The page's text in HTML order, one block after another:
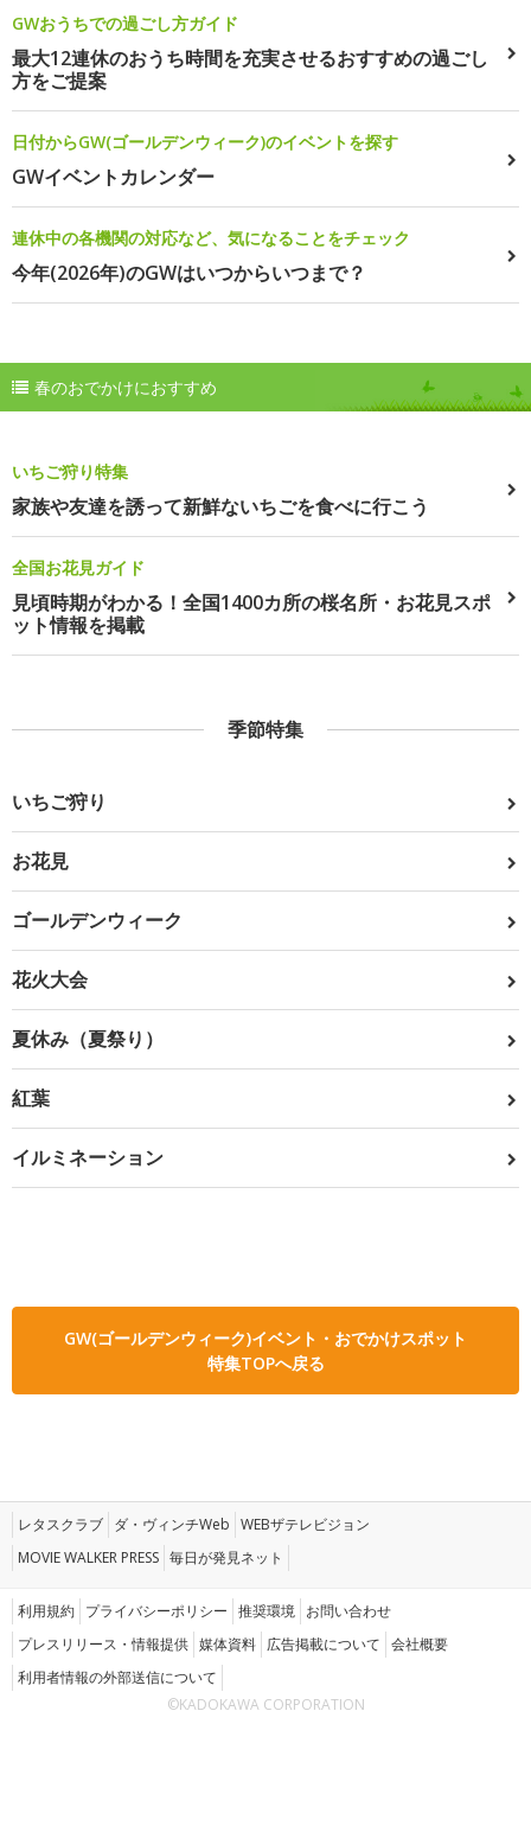
GWおうちでの過ごし方ガイド
最大12連休のおうち時間を充実させるおすすめの過ごし
方をご提案
日付からGW(ゴールデンウィーク)のイベントを探す
GWイベントカレンダー
連休中の各機関の対応など、気になることをチェック
今年(2026年)のGWはいつからいつまで？
春のおでかけにおすすめ
いちご狩り特集
家族や友達を誘って新鮮ないちごを食べに行こう
全国お花見ガイド
見頃時期がわかる！全国1400カ所の桜名所・お花見スポ
ット情報を掲載
季節特集
いちご狩り
お花見
ゴールデンウィーク
花火大会
夏休み（夏祭り）
紅葉
イルミネーション
GW(ゴールデンウィーク)イベント・おでかけスポット
特集TOPへ戻る
レタスクラブ ダ・ヴィンチWeb WEBザテレビジョン
MOVIE WALKER PRESS 毎日が発見ネット
利用規約 プライバシーポリシー 推奨環境 お問い合わせ
プレスリリース・情報提供 媒体資料 広告掲載について 会社概要
利用者情報の外部送信について
©KADOKAWA CORPORATION